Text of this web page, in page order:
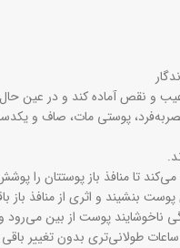
و نقص آماده کند و در عین حال
پوستی مات، صاف و
تا منافذ باز پوستتان را
بنشیند و اثری از منافذ باز
ناخوشایند پوست از بین
ساعات طولانی‌تری بدون تغییر